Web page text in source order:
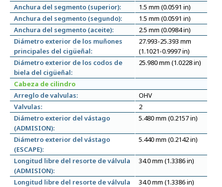
Anchura del segmento (superior):
1.5 mm (0.0591 in)
Anchura del segmento (segundo):
1.5 mm (0.0591 in)
Anchura del segmento (aceite):
2.5 mm (0.0984 in)
Diámetro exterior de los muñones
principales del cigüeñal:
27.993-25.393 mm
(1.1021-0.9997 in)
Diámetro exterior de los codos de
biela del cigüeñal:
25.980 mm (1.0228 in)
Cabeza de cilindro
Arreglo de valvulas:
OHV
Valvulas:
2
Diámetro exterior del vástago
(ADMISION):
5.480 mm (0.2157 in)
Diámetro exterior del vástago
(ESCAPE):
5.440 mm (0.2142 in)
Longitud libre del resorte de válvula
(ADMISION):
34.0 mm (1.3386 in)
Longitud libre del resorte de válvula
34.0 mm (1.3386 in)